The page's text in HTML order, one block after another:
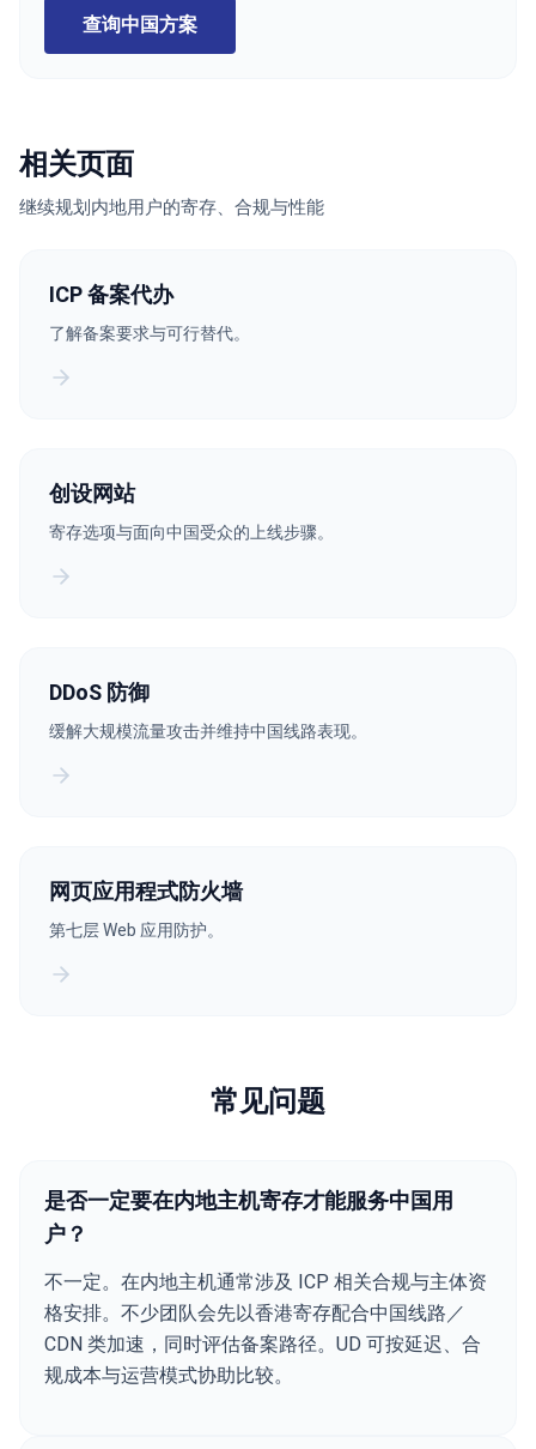
查询中国方案
相关页面
继续规划内地用户的寄存、合规与性能
ICP 备案代办
了解备案要求与可行替代。
创设网站
寄存选项与面向中国受众的上线步骤。
DDoS 防御
缓解大规模流量攻击并维持中国线路表现。
网页应用程式防火墙
第七层 Web 应用防护。
常见问题
是否一定要在内地主机寄存才能服务中国用
户？
不一定。在内地主机通常涉及 ICP 相关合规与主体资
格安排。不少团队会先以香港寄存配合中国线路／
CDN 类加速，同时评估备案路径。UD 可按延迟、合
规成本与运营模式协助比较。